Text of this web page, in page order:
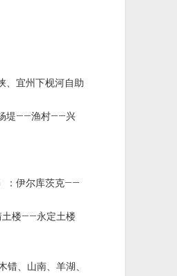
、宜州下枧河自助
堤——渔村——兴
：伊尔库茨克——
楼——永定土楼
错、山南、羊湖、